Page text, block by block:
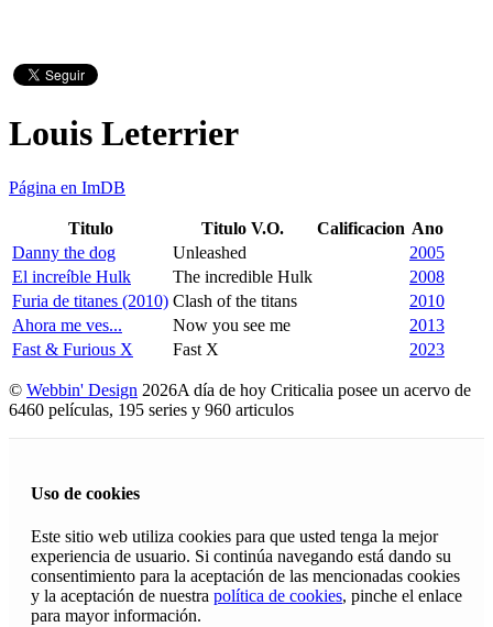
Louis Leterrier
Página en ImDB
Titulo Titulo V.O. Calificacion Ano
Danny the dog
Unleashed
2005
El increíble Hulk
The incredible Hulk
2008
Furia de titanes (2010) Clash of the titans
2010
Ahora me ves...
Now you see me
2013
Fast & Furious X
Fast X 2023
© Webbin' Design 2026A día de hoy Criticalia posee un acervo de
6460 películas, 195 series y 960 articulos
Uso de cookies
Este sitio web utiliza cookies para que usted tenga la mejor
experiencia de usuario. Si continúa navegando está dando su
consentimiento para la aceptación de las mencionadas cookies
y la aceptación de nuestra política de cookies, pinche el enlace
para mayor información.